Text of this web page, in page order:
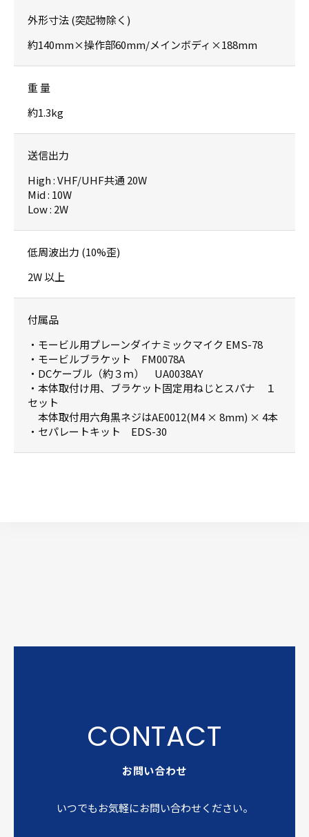
外形寸法 (突起物除く)
約140mm×操作部60mm/メインボディ×188mm
重 量
約1.3kg
送信出力
High : VHF/UHF共通 20W
Mid : 10W
Low : 2W
低周波出力 (10%歪)
2W 以上
付属品
・モービル用プレーンダイナミックマイク EMS-78
・モービルブラケット FM0078A
・DCケーブル（約３ｍ） UA0038AY
・本体取付け用、ブラケット固定用ねじとスパナ １
セット
本体取付用六角黒ネジはAE0012(M4 × 8mm) × 4本
・セパレートキット EDS-30
お問い合わせ
いつでもお気軽にお問い合わせください。